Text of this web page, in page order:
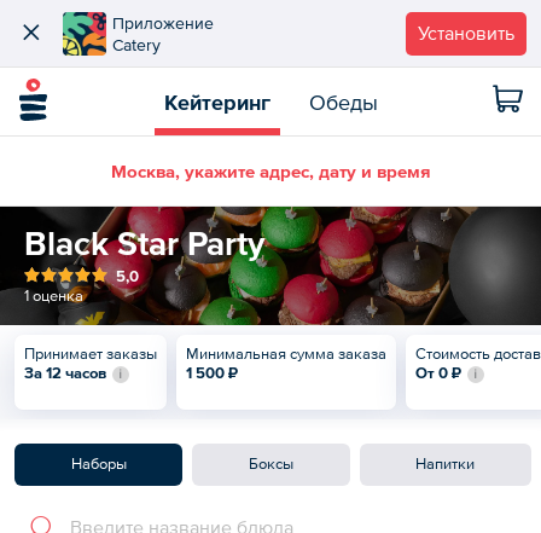
Приложение
Catery
Установить
Кейтеринг Обеды
Москва, укажите адрес, дату и время
Black Star Party
5,0
1 оценка
Принимает заказы
За 12 часов
Минимальная сумма заказа
1 500 ₽
Стоимость
От 0 ₽
Наборы Боксы Напитки